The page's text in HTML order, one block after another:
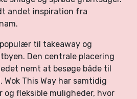
andet inspiration fra
til takeaway og
Den centrale placering
nemt at besøge både til
This Way har samtidig
og fleksible muligheder, hvor